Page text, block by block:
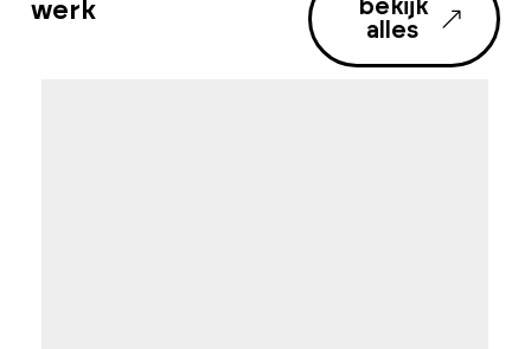
werk
bekijk
alles